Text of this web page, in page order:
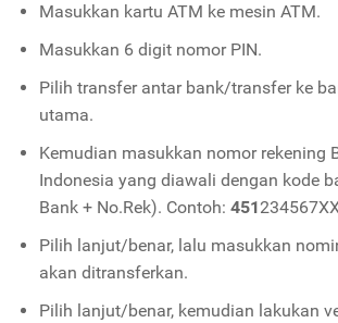
Masukkan kartu ATM ke mesin ATM.
Masukkan 6 digit nomor PIN.
Pilih transfer antar bank/transfer ke
utama.
Kemudian masukkan nomor rekening
Indonesia yang diawali dengan kode
Bank + No.Rek). Contoh: 451
Pilih lanjut/benar, lalu masukkan
akan ditransferkan.
Pilih lanjut/benar, kemudian lakukan